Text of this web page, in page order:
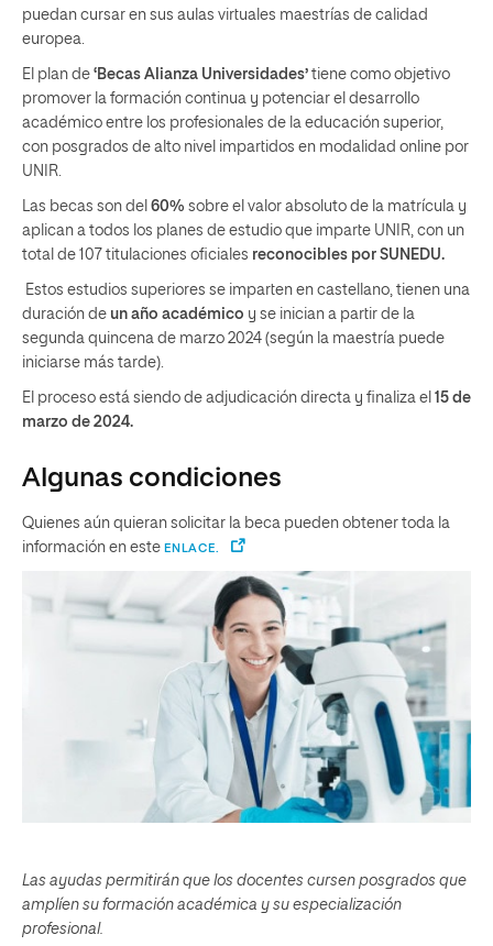
puedan cursar en sus aulas virtuales maestrías de calidad
europea.
El plan de ‘Becas Alianza Universidades’ tiene como objetivo
promover la formación continua y potenciar el desarrollo
académico entre los profesionales de la educación superior,
con posgrados de alto nivel impartidos en modalidad online por
UNIR.
Las becas son del 60% sobre el valor absoluto de la matrícula y
aplican a todos los planes de estudio que imparte UNIR, con un
total de 107 titulaciones oficiales reconocibles por SUNEDU.
Estos estudios superiores se imparten en castellano, tienen una
duración de un año académico y se inician a partir de la
segunda quincena de marzo 2024 (según la maestría puede
iniciarse más tarde).
El proceso está siendo de adjudicación directa y finaliza el 15 de
marzo de 2024.
Algunas condiciones
Quienes aún quieran solicitar la beca pueden obtener toda la
información en este ENLACE.
Las ayudas permitirán que los docentes cursen posgrados que
amplíen su formación académica y su especialización
profesional.